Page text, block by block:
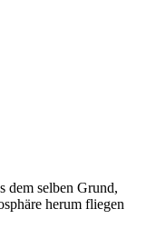
dem selben Grund,
herum fliegen